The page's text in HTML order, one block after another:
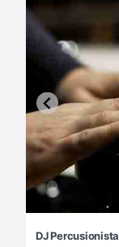
DJ Percusionista